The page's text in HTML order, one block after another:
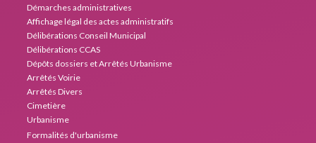
Démarches administratives
Affichage légal des actes administratifs
Délibérations Conseil Municipal
Délibérations CCAS
Dépôts dossiers et Arrêtés Urbanisme
Arrêtés Voirie
Arrêtés Divers
Cimetière
Urbanisme
Formalités d'urbanisme